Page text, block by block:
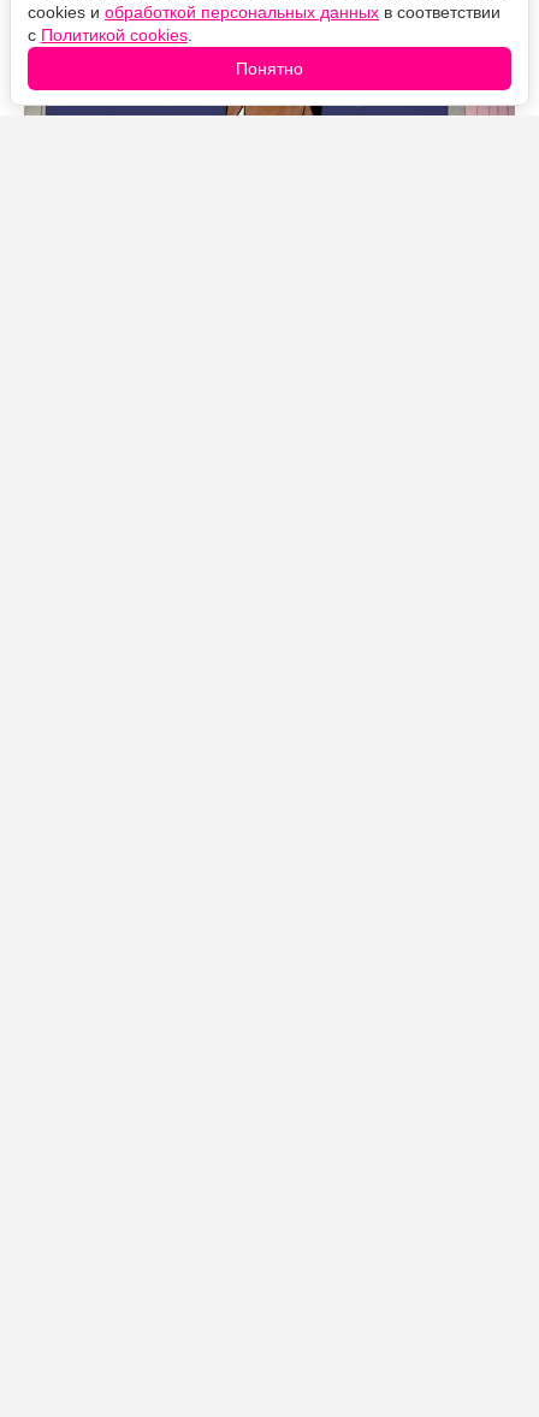
cookies и обработкой персональных данных в соответствии
с Политикой cookies
Понятно